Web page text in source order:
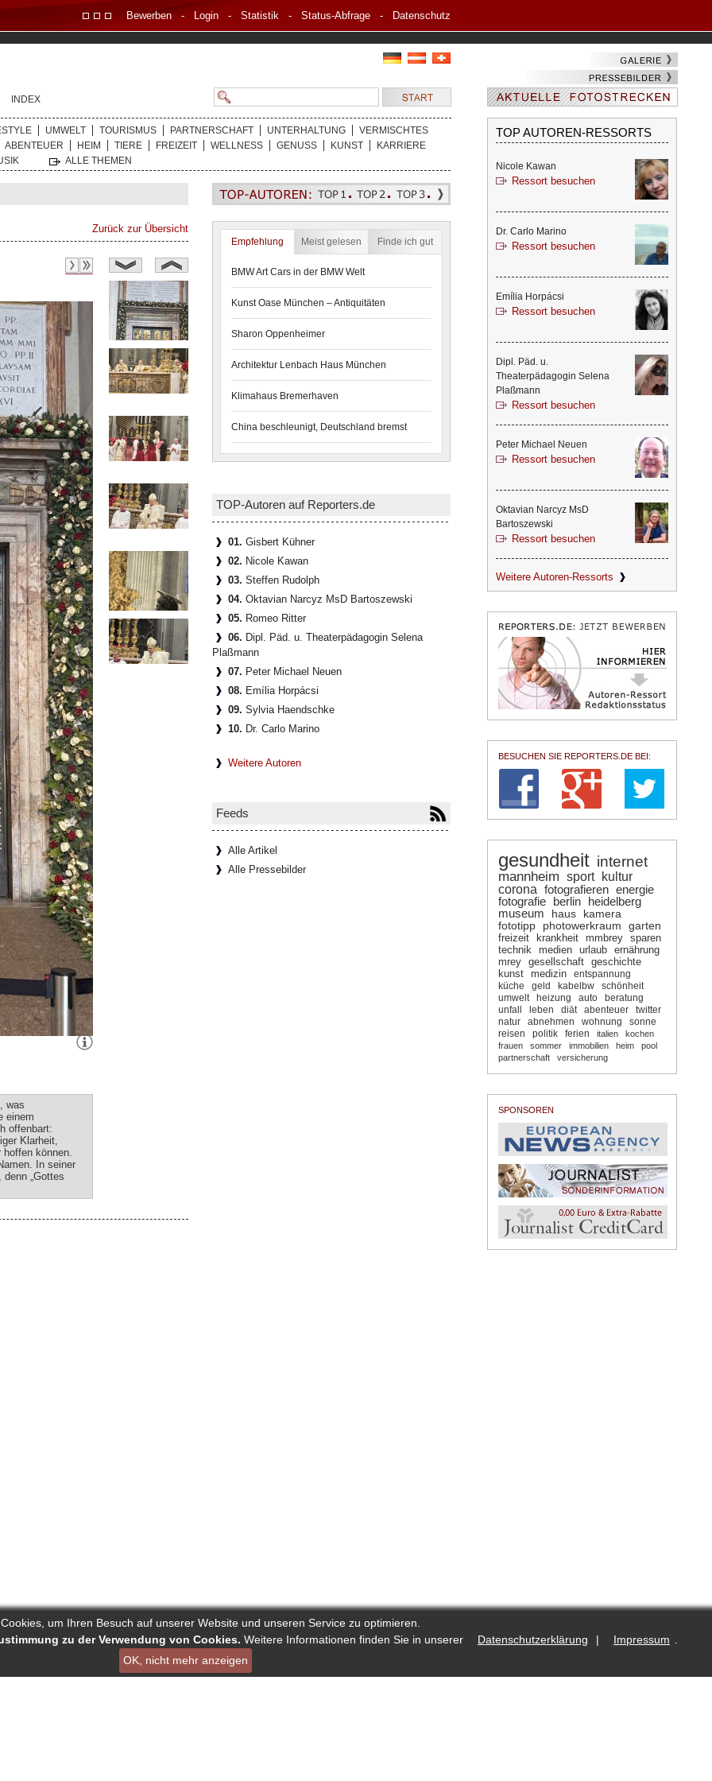
um Ihren Besuch auf unserer Website und unseren Service zu optimieren.
zu der Verwendung von Cookies. Weitere Informationen finden Sie in unserer Datenschutzerklärung | Impressum
OK, nicht mehr anzeigen
Bewerben- Login- Statistik- Status-Abfrage- Datenschutz
INDEX
UMWELT TOURISMUS PARTNERSCHAFT UNTERHALTUNG
VERMISCHTES
ABENTEUER
HEIM TIERE FREIZEIT WELLNESS GENUSS KUNST
KARRIERE
ALLE THEMEN
Zurück zur Übersicht
was
einem
offenbart:
Klarheit,
können.
In seiner
„Gottes
Empfehlung Meist gelesen Finde ich gut
BMW Art Cars in der BMW Welt
Kunst Oase München – Antiquitäten
Sharon Oppenheimer
Architektur Lenbach Haus München
Klimahaus Bremerhaven
China beschleunigt, Deutschland bremst
TOP-Autoren auf Reporters.de
01. Gisbert Kühner
02. Nicole Kawan
03. Steffen Rudolph
04. Oktavian Narcyz MsD Bartoszewski
05. Romeo Ritter
06. Dipl. Päd. u. Theaterpädagogin Selena
Plaßmann
07. Peter Michael Neuen
08. Emília Horpácsi
09. Sylvia Haendschke
10. Dr. Carlo Marino
Weitere Autoren
Feeds
Alle Artikel
Alle Pressebilder
TOP AUTOREN-RESSORTS
Nicole Kawan
Ressort besuchen
Dr. Carlo Marino
Ressort besuchen
Emília Horpácsi
Ressort besuchen
Dipl. Päd. u.
Theaterpädagogin Selena
Plaßmann
Ressort besuchen
Peter Michael Neuen
Ressort besuchen
Oktavian Narcyz MsD
Bartoszewski
Ressort besuchen
Weitere Autoren-Ressorts
BESUCHEN SIE REPORTERS.DE BEI:
gesundheit internet
mannheim sport
kultur
corona fotografieren energie
fotografie
berlin
heidelberg
museum
haus kamera
fototipp photowerkraum
garten
freizeit
krankheit mmbrey
sparen
technik
medien urlaub
ernährung
mrey
gesellschaft
geschichte
kunst
medizin
entspannung
küche
geld kabelbw
schönheit
umwelt
heizung auto
beratung
unfall
leben diät abenteuer
twitter
natur
abnehmen wohnung
sonne
reisen
politik ferien italien
kochen
frauen
sommer immobilien heim
pool
partnerschaft
versicherung
SPONSOREN